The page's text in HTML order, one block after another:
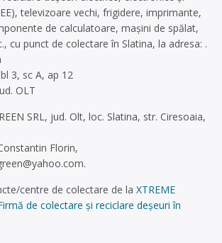
televizoare vechi, frigidere, imprimante,
de calculatoare, mașini de spălat,
cu punct de colectare în Slatina, la adresa: .
3, sc A, ap 12
OLT
SRL, jud. Olt, loc. Slatina, str. Ciresoaia,
Florin,
.
centre de colectare de la XTREME
de colectare și reciclare deșeuri în